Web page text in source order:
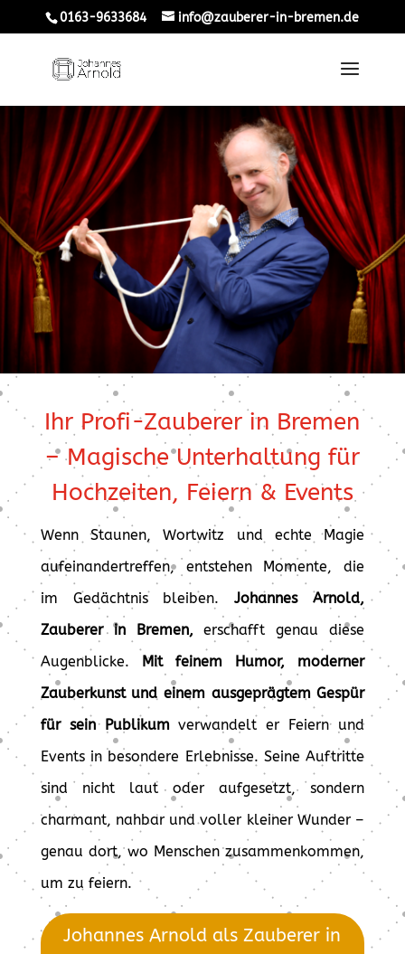
0163-9633684 info@zauberer-in-bremen.de
Ihr Profi-Zauberer in Bremen
– Magische Unterhaltung für
Hochzeiten, Feiern & Events
Wenn Staunen, Wortwitz und echte Magie
aufeinandertreffen, entstehen Momente, die
im Gedächtnis bleiben.Johannes Arnold,
Zauberer in Bremen, erschafft genau diese
Augenblicke. Mit feinem Humor, moderner
Zauberkunst und einem ausgeprägtem Gespür
für sein Publikumverwandelt er Feiern und
Events in besondere Erlebnisse. Seine Auftritte
sind nicht laut oder aufgesetzt, sondern
charmant, nahbar und voller kleiner Wunder –
genau dort, wo Menschen zusammenkommen,
um zu feiern.
Johannes Arnold als Zauberer in